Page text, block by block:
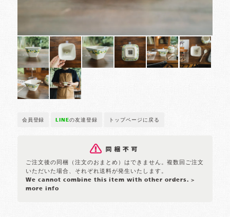
会員登録 LINEの友達登録 トップページに戻る
ご注文後の同梱（注文のおまとめ）はできません。複数回ご注文
いただいた場合、それぞれ送料が発生いたします。
We cannot combine this item with other orders. >
more info